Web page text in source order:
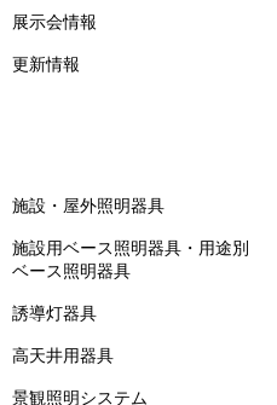
展示会情報
更新情報
施設・屋外照明器具
施設用ベース照明器具・用途別
ベース照明器具
誘導灯器具
高天井用器具
景観照明システム